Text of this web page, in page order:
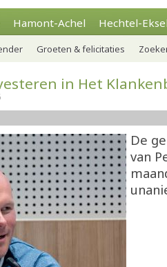
Hamont-Achel Hechtel-
Groeten & felicitaties
in Het
De
van